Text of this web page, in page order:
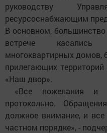
руководству
ресурсоснабжающим
В основном,
встрече касались
многоквартирных домов,
прилегающих
«Наш двор».
«Все пожелания и
протокольно.
должное внимание, и
частном порядке», -